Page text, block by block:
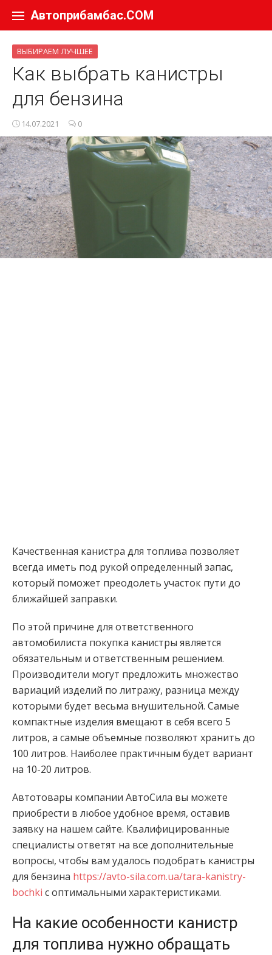
Автоприбамбас.COM
ВЫБИРАЕМ ЛУЧШЕЕ
Как выбрать канистры
для бензина
14.07.2021 0
Качественная канистра для топлива позволяет
всегда иметь под рукой определенный запас,
который поможет преодолеть участок пути до
ближайшей заправки.
По этой причине для ответственного
автомобилиста покупка канистры является
обязательным и ответственным решением.
Производители могут предложить множество
вариаций изделий по литражу, разница между
которыми будет весьма внушительной. Самые
компактные изделия вмещают в себя всего 5
литров, а самые объемные позволяют хранить до
100 литров. Наиболее практичным будет вариант
на 10-20 литров.
Автотовары компании АвтоСила вы можете
приобрести в любое удобное время, оставив
заявку на нашем сайте. Квалифицированные
специалисты ответят на все дополнительные
вопросы, чтобы вам удалось подобрать канистры
для бензина https://avto-sila.com.ua/tara-kanistry-
bochki с оптимальными характеристиками.
На какие особенности канистр
для топлива нужно обращать